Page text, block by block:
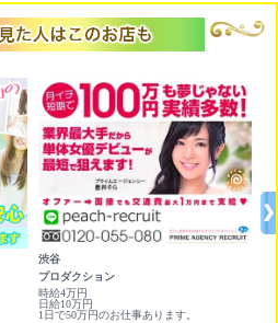
渋谷
プロダクション
時給4万円
日給10万円
1日で50万円のお仕事あります。